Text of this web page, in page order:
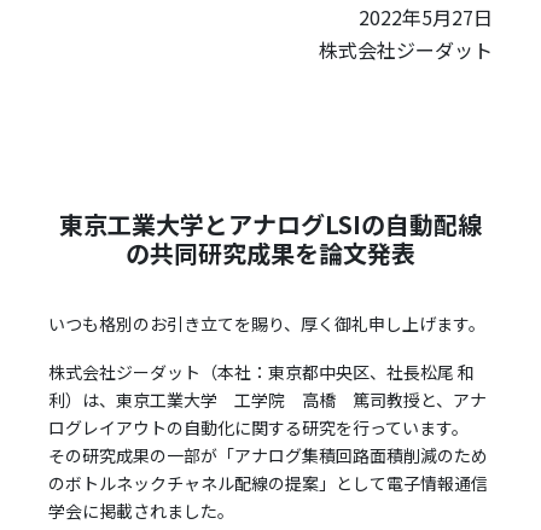
2022年5月27日
株式会社ジーダット
東京工業大学とアナログLSIの自動配線
の共同研究成果を論文発表
いつも格別のお引き立てを賜り、厚く御礼申し上げます。
株式会社ジーダット（本社：東京都中央区、社長松尾 和
利）は、東京工業大学 工学院 高橋 篤司教授と、アナ
ログレイアウトの自動化に関する研究を行っています。
その研究成果の一部が「アナログ集積回路面積削減のため
のボトルネックチャネル配線の提案」として電子情報通信
学会に掲載されました。